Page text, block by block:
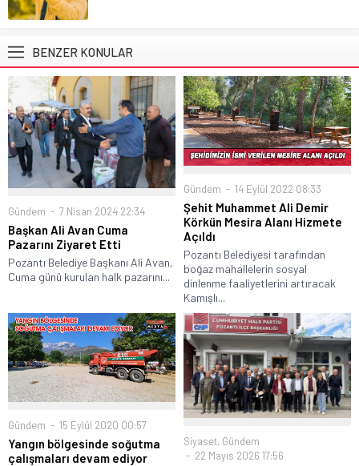
BENZER KONULAR
Gündem 7 Nisan 2024 22:34
Başkan Ali Avan Cuma
Pazarını Ziyaret Etti
Pozantı Belediye Başkanı Ali Avan,
Cuma günü kurulan halk pazarını...
Gündem 14 Eylül 2022 08:33
Şehit Muhammet Ali Demir
Körkün Mesira Alanı Hizmete
Açıldı
Pozantı Belediyesi tarafından
boğaz mahallelerin sosyal
dinlenme faaliyetlerini artıracak
Kamışlı...
Gündem 15 Eylül 2020 00:57
Yangın bölgesinde soğutma
çalışmaları devam ediyor
Siyaset, Gündem
22 Mayıs 2026 17:56